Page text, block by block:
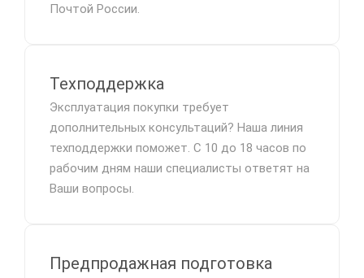
Почтой России.
Техподдержка
Эксплуатация покупки требует
дополнительных консультаций? Наша линия
техподдержки поможет. С 10 до 18 часов по
рабочим дням наши специалисты ответят на
Ваши вопросы.
Предпродажная подготовка